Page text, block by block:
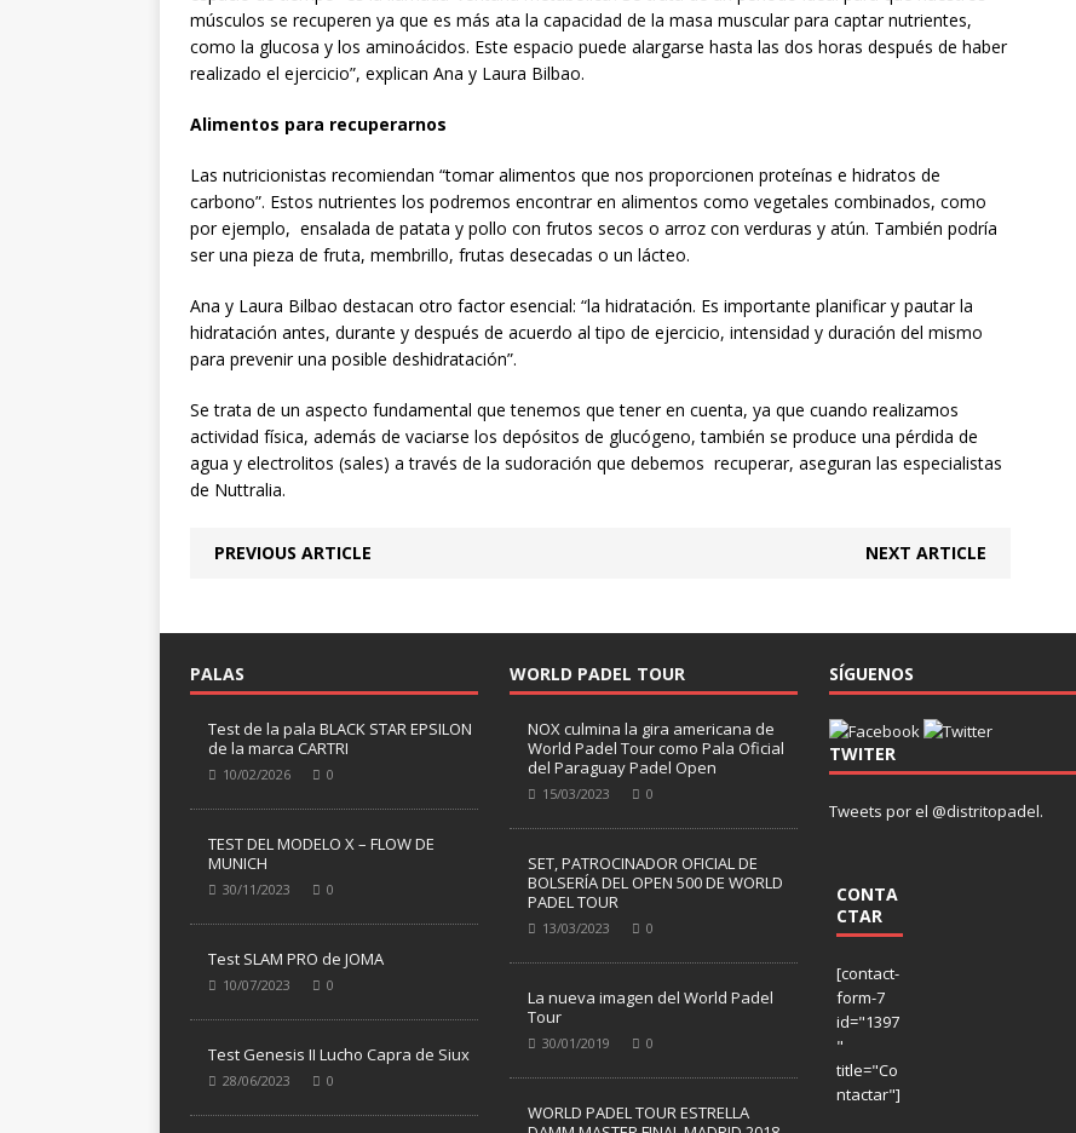
músculos se recuperen ya que es más ata la capacidad de la masa muscular para captar nutrientes,
como la glucosa y los aminoácidos. Este espacio puede alargarse hasta las dos horas después de haber
realizado el ejercicio”, explican Ana y Laura Bilbao.
Alimentos para recuperarnos
Las nutricionistas recomiendan “tomar alimentos que nos proporcionen proteínas e hidratos de
carbono”. Estos nutrientes los podremos encontrar en alimentos como vegetales combinados, como
por ejemplo, ensalada de patata y pollo con frutos secos o arroz con verduras y atún. También podría
ser una pieza de fruta, membrillo, frutas desecadas o un lácteo.
Ana y Laura Bilbao destacan otro factor esencial: “la hidratación. Es importante planificar y pautar la
hidratación antes, durante y después de acuerdo al tipo de ejercicio, intensidad y duración del mismo
para prevenir una posible deshidratación”.
Se trata de un aspecto fundamental que tenemos que tener en cuenta, ya que cuando realizamos
actividad física, además de vaciarse los depósitos de glucógeno, también se produce una pérdida de
agua y electrolitos (sales) a través de la sudoración que debemos recuperar, aseguran las especialistas
de Nuttralia.
PREVIOUS ARTICLE NEXT ARTICLE
PALAS
Test de la pala BLACK STAR EPSILON
de la marca CARTRI
10/02/2026 0
TEST DEL MODELO X – FLOW DE
MUNICH
30/11/2023 0
Test SLAM PRO de JOMA
10/07/2023 0
Test Genesis II Lucho Capra de Siux
28/06/2023 0
WORLD PADEL TOUR
NOX culmina la gira americana de
World Padel Tour como Pala Oficial
del Paraguay Padel Open
15/03/2023 0
SET, PATROCINADOR OFICIAL DE
BOLSERÍA DEL OPEN 500 DE WORLD
PADEL TOUR
13/03/2023 0
La nueva imagen del World Padel
Tour
30/01/2019 0
WORLD PADEL TOUR ESTRELLA
SÍGUENOS
TWITER
Tweets por el @distritopadel.
CONTA
CTAR
[contact-
form-7
id="1397
"
title="Co
ntactar"]